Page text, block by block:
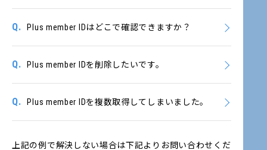
Q. Plus member IDはどこで確認できますか？
Q. Plus member IDを削除したいです。
Q. Plus member IDを複数取得してしまいました。
上記の例で解決しない場合は下記よりお問い合わせくだ